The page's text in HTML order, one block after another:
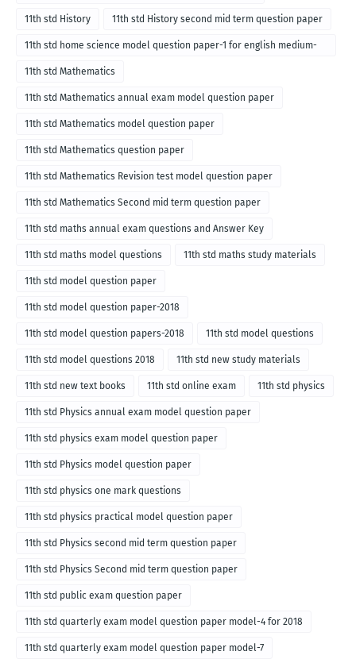
11th std History 11th std History second mid term question paper
11th std home science model question paper-1 for english medium-
2018
11th std Mathematics
11th std Mathematics annual exam model question paper
11th std Mathematics model question paper
11th std Mathematics question paper
11th std Mathematics Revision test model question paper
11th std Mathematics Second mid term question paper
11th std maths annual exam questions and Answer Key
11th std maths model questions 11th std maths study materials
11th std model question paper
11th std model question paper-2018
11th std model question papers-2018 11th std model questions
11th std model questions 2018 11th std new study materials
11th std new text books 11th std online exam 11th std physics
11th std Physics annual exam model question paper
11th std physics exam model question paper
11th std Physics model question paper
11th std physics one mark questions
11th std physics practical model question paper
11th std Physics second mid term question paper
11th std Physics Second mid term question paper
11th std public exam question paper
11th std quarterly exam model question paper model-4 for 2018
11th std quarterly exam model question paper model-7